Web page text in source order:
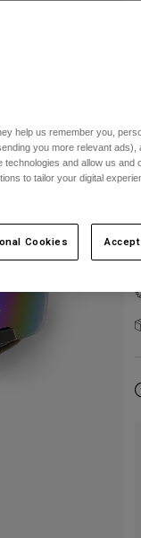
help us remember you,
you more relevant ads),
and allow us and
to tailor your digital
Cookies